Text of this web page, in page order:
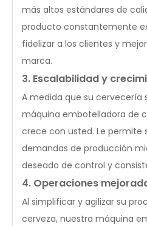
más altos estándares de
producto constantemente
fidelizar a los clientes y
marca.
3. Escalabilidad y
A medida que su cervecería
máquina embotelladora de
crece con usted. Le permite
demandas de producción
deseado de control y
4. Operaciones
Al simplificar y agilizar su
cerveza, nuestra máquina